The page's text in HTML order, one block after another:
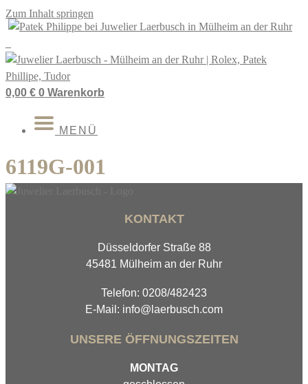
Zum Inhalt springen
0,00 € 0 Warenkorb
MENÜ
6119G-001
KONTAKT
Düsseldorfer Straße 88
45481 Mülheim an der Ruhr
Telefon: 0208/482423
E-Mail: info@laerbusch.com
UNSERE ÖFFNUNGSZEITEN
MONTAG